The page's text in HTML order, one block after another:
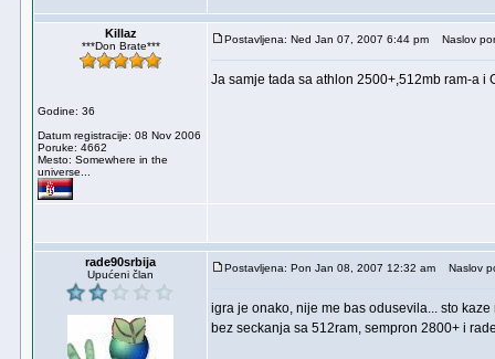
Killaz
***Don Brate***
Godine: 36
Datum registracije: 08 Nov 2006
Poruke: 4662
Mesto: Somewhere in the
universe...
Postavljena: Ned Jan 07, 2007 6:44 pm Naslov
Ja samje tada sa athlon 2500+,512mb ram-a i
rade90srbija
Upućeni član
Postavljena: Pon Jan 08, 2007 12:32 am Naslov
igra je onako, nije me bas odusevila... sto
bez seckanja sa 512ram, sempron 2800+ i